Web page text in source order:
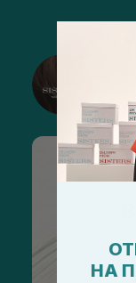
НА